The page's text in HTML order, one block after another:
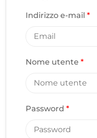
Indirizzo e-mail *
Nome utente *
Password *